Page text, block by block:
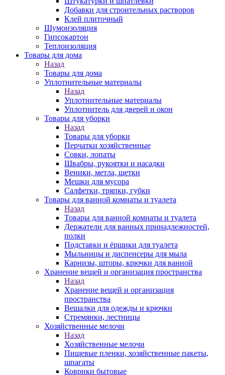
Добавки для строительных растворов
Клей плиточный
Шумоизоляция
Гипсокартон
Теплоизоляция
Товары для дома
Назад
Товары для дома
Уплотнительные материалы
Назад
Уплотнительные материалы
Уплотнитель для дверей и окон
Товары для уборки
Назад
Товары для уборки
Перчатки хозяйственные
Совки, лопаты
Швабры, рукоятки и насадки
Веники, метла, щетки
Мешки для мусора
Салфетки, тряпки, губки
Товары для ванной комнаты и туалета
Назад
Товары для ванной комнаты и туалета
Держатели для ванных принадлежностей,
полки
Подставки и ёршики для туалета
Мыльницы и диспенсеры для мыла
Карнизы, шторы, крючки для ванной
Хранение вещей и организация пространства
Назад
Хранение вещей и организация
пространства
Вешалки для одежды и крючки
Стремянки, лестницы
Хозяйственные мелочи
Назад
Хозяйственные мелочи
Пищевые пленки, хозяйственные пакеты,
шпагаты
Коврики бытовые